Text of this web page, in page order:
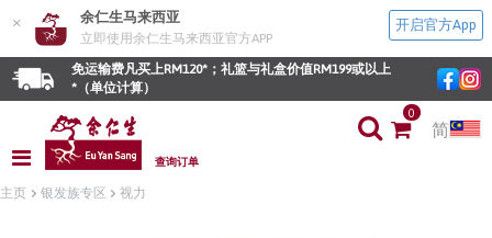
× 余仁生马来西亚
立即使用余仁生马来西亚官方APP
开启官方App
免运输费凡买上RM120*；礼篮与礼盒价值RM199或以上
*（单位计算）
查询订单
0
简
主页 银发族专区 视力